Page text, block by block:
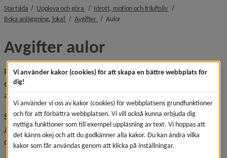
Startsida Uppleva och göra nivå i brödsmulenavigeringen
Idrott, motion och friluftsliv nivå i
Boka anläggning, lokal nivå i brödsmulenavigeringen
Avgifter nivå i brödsmulenavigeringen
Aulornivå i brödsmulenavigeringen
Avgifter aulor
Priserna gäller för icke entrébelagda arrangemang, för- och
efterarbeten, repetition med mera. För entrébelagda
arrangemang gäller pris enligt överenskommelse.
Större aulor
Aulor på Dragonskolan, Hagaskolan, Midgårdsskolan, Tegs
centralskola och Grubbeskolan.
Vi använder kakor (cookies) för att skapa en bättre webbplats för
dig!
Vi använder vi oss av kakor (cookies) för webbplatsens grundfunktioner
och för att förbättra webbplatsen. Vi vill också kunna erbjuda dig
nyttiga funktioner som till exempel uppläsning av text. Vi hoppas att
det känns okej och att du godkänner alla kakor. Du kan ändra vilka
kakor som får användas genom att klicka på inställningar.